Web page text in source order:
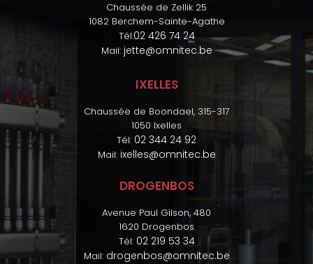
Chaussée de Zellik 25
1082 Berchem-Sainte-Agathe
Tél:02 426 74 24
Mail: jette@omnitec.be
IXELLES
Chaussée de Boondael, 315-317
1050 Ixelles
Tél: 02 344 24 92
Mail: ixelles@omnitec.be
DROGENBOS
Avenue Paul Gilson, 480
1620 Drogenbos
Tél: 02 219 53 34
Mail: drogenbos@omnitec.be